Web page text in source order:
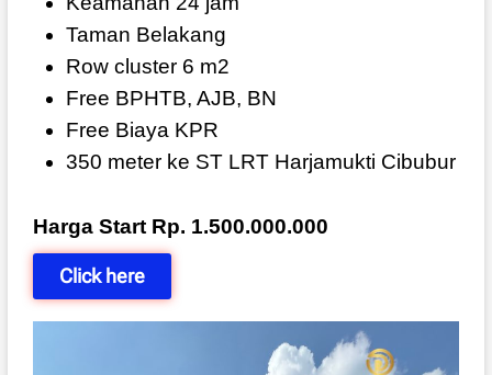
Taman Belakang
Row cluster 6 m2
Free BPHTB, AJB, BN
Free Biaya KPR
350 meter ke ST LRT Harjamukti Cibubur
Harga Start Rp. 1.500.000.000
Click here